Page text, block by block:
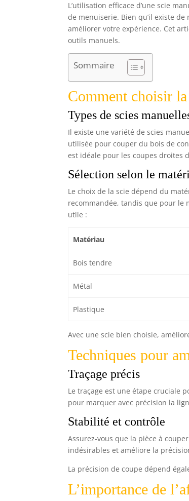
L’utilisation efficace d’une scie
de menuiserie. Bien qu’il existe
améliorer votre expérience. Cet
outils manuels.
Sommaire
Comment choisir
Types de scies
Il existe une variété de scies
utilisée pour couper du bois de
est idéale pour les coupes droites
Sélection selon le
Le choix de la scie dépend du
recommandée, tandis que pour le
utile :
Matériau
Bois tendre
Métal
Plastique
Avec une scie bien choisie,
Techniques pour
Traçage précis
Le traçage est une étape cruciale
pour marquer avec précision la
Stabilité et contrôle
Assurez-vous que la pièce à
indésirables et améliore la
La précision de coupe dépend
L’importance de